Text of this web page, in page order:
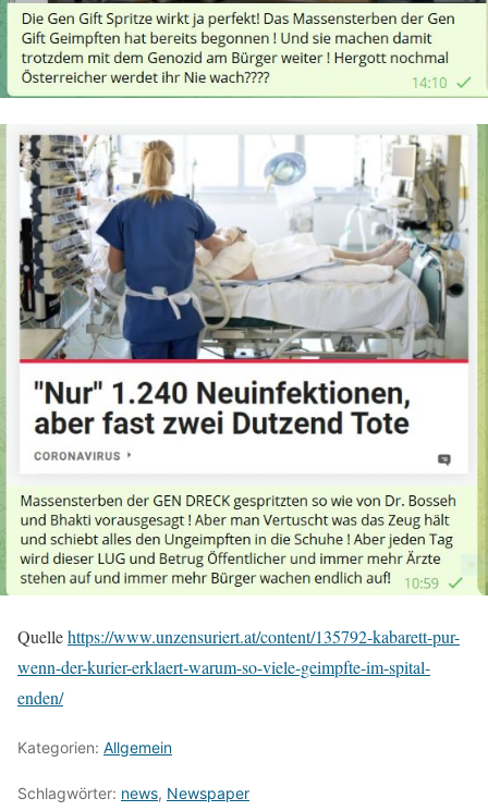
Quellehttps://www.unzensuriert.at/content/135792-kabarett-pur-
wenn-der-kurier-erklaert-warum-so-viele-geimpfte-im-spital-
enden/
Kategorien: Allgemein
Schlagwörter: news, Newspaper